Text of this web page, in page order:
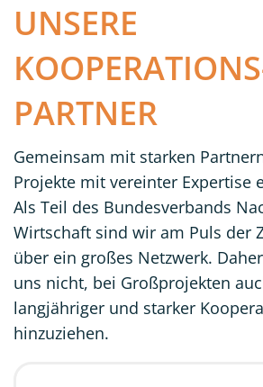
UNSERE
PARTNER
Gemeinsam mit starken
Projekte mit vereinter Expertise
Als Teil des Bundesverbands
Wirtschaft sind wir am Puls der
über ein großes Netzwerk.
uns nicht, bei Großprojekten
langjähriger und starker
hinzuziehen.